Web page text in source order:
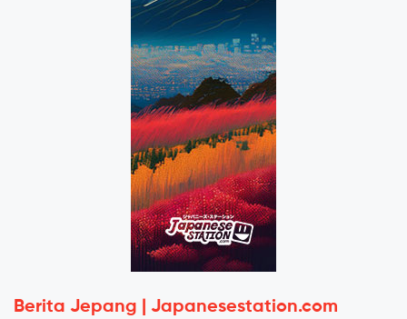
Berita Jepang | Japanesestation.com